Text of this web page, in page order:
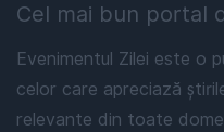
Cel mai bun portal
Evenimentul Zilei este o
celor care apreciază
relevante din toate